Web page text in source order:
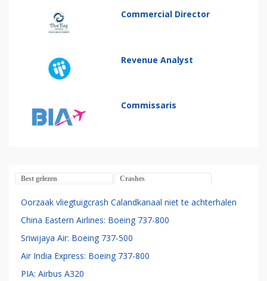
Commercial Director
Revenue Analyst
Commissaris
Best gelezen Crashes
Oorzaak vliegtuigcrash Calandkanaal niet te achterhalen
China Eastern Airlines: Boeing 737-800
Sriwijaya Air: Boeing 737-500
Air India Express: Boeing 737-800
PIA: Airbus A320